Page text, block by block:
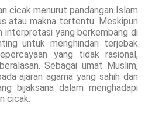
cicak menurut pandangan Islam
atau makna tertentu. Meskipun
interpretasi yang berkembang di
untuk menghindari terjebak
yang tidak rasional,
Sebagai umat Muslim,
ajaran agama yang sahih dan
bijaksana dalam menghadapi
cicak.